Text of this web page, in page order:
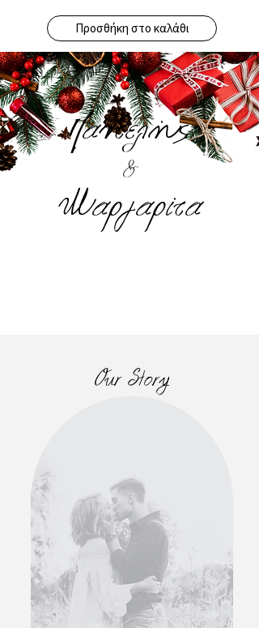
Προσθήκη στο καλάθι
Παντελής
&
Μαργαρίτα
Our Story